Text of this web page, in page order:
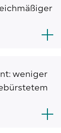
weniger